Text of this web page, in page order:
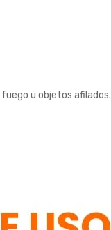
u objetos afilados.